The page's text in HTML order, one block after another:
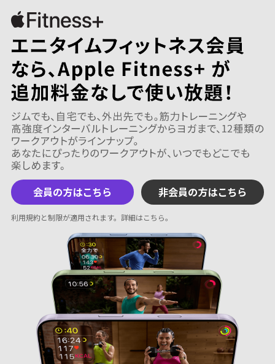
会員の方はこちら 非会員の方はこちら
利用規約と制限が適用されます。 詳細はこちら。